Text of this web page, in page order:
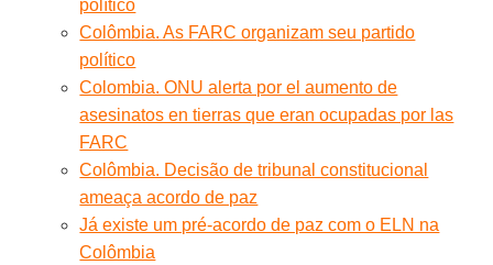
político
Colômbia. As FARC organizam seu partido
político
Colombia. ONU alerta por el aumento de
asesinatos en tierras que eran ocupadas por las
FARC
Colômbia. Decisão de tribunal constitucional
ameaça acordo de paz
Já existe um pré-acordo de paz com o ELN na
Colômbia